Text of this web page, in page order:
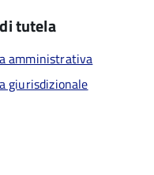
tutela
amministrativa
giurisdizionale